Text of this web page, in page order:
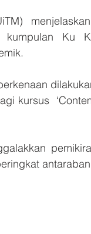
kumpulan Ku
kursus